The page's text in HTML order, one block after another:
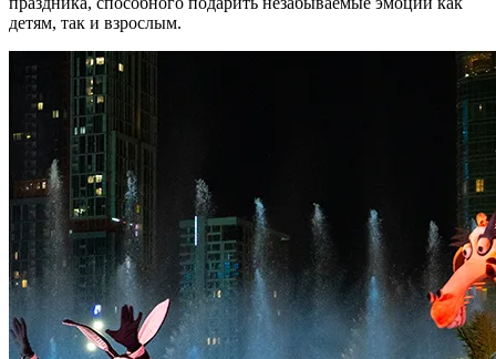
детям, так и взрослым.